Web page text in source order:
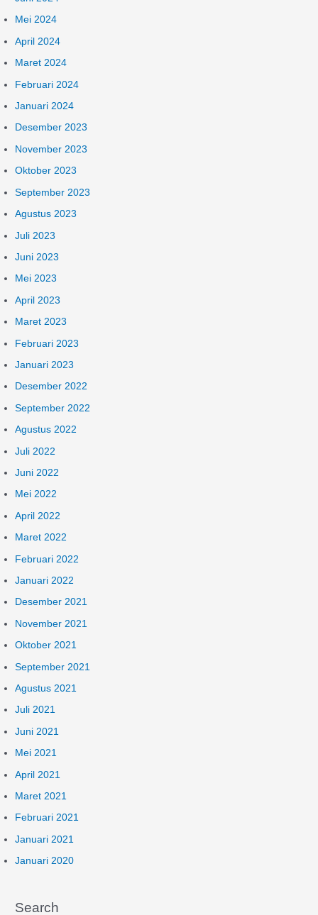
Mei 2024
April 2024
Maret 2024
Februari 2024
Januari 2024
Desember 2023
November 2023
Oktober 2023
September 2023
Agustus 2023
Juli 2023
Juni 2023
Mei 2023
April 2023
Maret 2023
Februari 2023
Januari 2023
Desember 2022
September 2022
Agustus 2022
Juli 2022
Juni 2022
Mei 2022
April 2022
Maret 2022
Februari 2022
Januari 2022
Desember 2021
November 2021
Oktober 2021
September 2021
Agustus 2021
Juli 2021
Juni 2021
Mei 2021
April 2021
Maret 2021
Februari 2021
Januari 2021
Januari 2020
Search